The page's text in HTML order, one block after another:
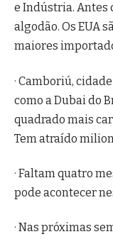
e Indústria. Antes
algodão. Os EUA
maiores
· Camboriú,
como a Dubai do
quadrado mais
Tem atraído
· Faltam quatro
pode acontecer
· Nas próximas